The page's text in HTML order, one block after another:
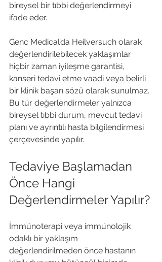
bireysel bir tıbbi değerlendirmeyi
ifade eder.
Genc Medical’da Heilversuch olarak
değerlendirilebilecek yaklaşımlar
hiçbir zaman iyileşme garantisi,
kanseri tedavi etme vaadi veya belirli
bir klinik başarı sözü olarak sunulmaz.
Bu tür değerlendirmeler yalnızca
bireysel tıbbi durum, mevcut tedavi
planı ve ayrıntılı hasta bilgilendirmesi
çerçevesinde yapılır.
Tedaviye Başlamadan
Önce Hangi
Değerlendirmeler Yapılır?
İmmünoterapi veya immünolojik
odaklı bir yaklaşım
değerlendirilmeden önce hastanın